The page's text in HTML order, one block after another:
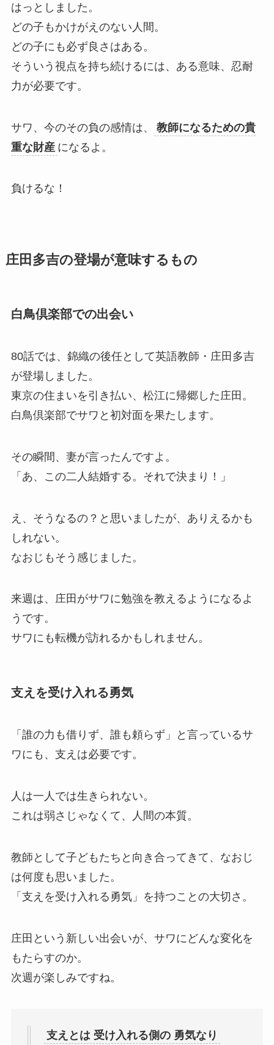
はっとしました。
どの子もかけがえのない人間。
どの子にも必ず良さはある。
そういう視点を持ち続けるには、ある意味、忍耐
力が必要です。
サワ、今のその負の感情は、
教師になるための貴
重な財産 になるよ。
負けるな！
庄田多吉の登場が意味するもの
白鳥倶楽部での出会い
80話では、錦織の後任として英語教師・庄田多吉
が登場しました。
東京の住まいを引き払い、松江に帰郷した庄田。
白鳥倶楽部でサワと初対面を果たします。
その瞬間、妻が言ったんですよ。
「あ、この二人結婚する。それで決まり！」
え、そうなるの？と思いましたが、ありえるかも
しれない。
なおじもそう感じました。
来週は、庄田がサワに勉強を教えるようになるよ
うです。
サワにも転機が訪れるかもしれません。
支えを受け入れる勇気
「誰の力も借りず、誰も頼らず」と言っているサ
ワにも、支えは必要です。
人は一人では生きられない。
これは弱さじゃなくて、人間の本質。
教師として子どもたちと向き合ってきて、なおじ
は何度も思いました。
「支えを受け入れる勇気」を持つことの大切さ。
庄田という新しい出会いが、サワにどんな変化を
もたらすのか。
次週が楽しみですね。
支えとは 受け入れる側の 勇気なり